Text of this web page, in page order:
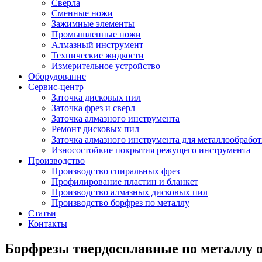
Сверла
Сменные ножи
Зажимные элементы
Промышленные ножи
Алмазный инструмент
Технические жидкости
Измерительное устройство
Оборудование
Сервис-центр
Заточка дисковых пил
Заточка фрез и сверл
Заточка алмазного инструмента
Ремонт дисковых пил
Заточка алмазного инструмента для
Износостойкие покрытия режущего инструмента
Производство
Производство спиральных фрез
Профилирование пластин и бланкет
Производство алмазных дисковых пил
Производство борфрез по металлу
Статьи
Контакты
Борфрезы твердосплавные по металлу